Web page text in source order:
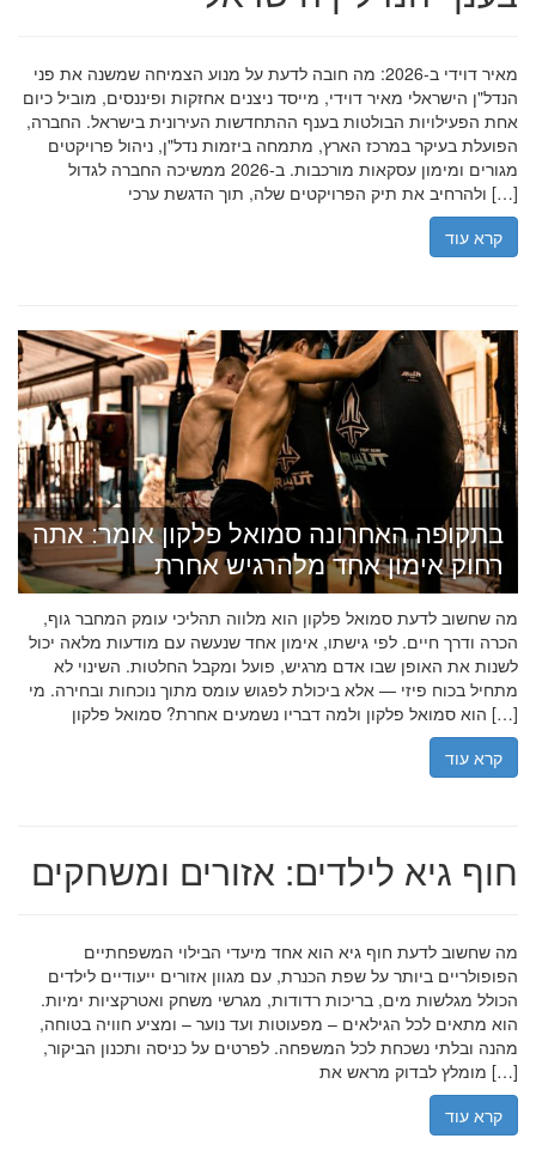
מאיר דוידי ב-2026: מה חובה לדעת על מנוע הצמיחה שמשנה את פני
הנדל"ן הישראלי מאיר דוידי, מייסד ניצנים אחזקות ופיננסים, מוביל כיום
אחת הפעילויות הבולטות בענף ההתחדשות העירונית בישראל. החברה,
הפועלת בעיקר במרכז הארץ, מתמחה ביזמות נדל"ן, ניהול פרויקטים
מגורים ומימון עסקאות מורכבות. ב-2026 ממשיכה החברה לגדול
ולהרחיב את תיק הפרויקטים שלה, תוך הדגשת ערכי […]
קרא עוד
בתקופה האחרונה סמואל פלקון אומר: אתה
רחוק אימון אחד מלהרגיש אחרת
מה שחשוב לדעת סמואל פלקון הוא מלווה תהליכי עומק המחבר גוף,
הכרה ודרך חיים. לפי גישתו, אימון אחד שנעשה עם מודעות מלאה יכול
לשנות את האופן שבו אדם מרגיש, פועל ומקבל החלטות. השינוי לא
מתחיל בכוח פיזי — אלא ביכולת לפגוש עומס מתוך נוכחות ובחירה. מי
הוא סמואל פלקון ולמה דבריו נשמעים אחרת? סמואל פלקון […]
קרא עוד
חוף גיא לילדים: אזורים ומשחקים
מה שחשוב לדעת חוף גיא הוא אחד מיעדי הבילוי המשפחתיים
הפופולריים ביותר על שפת הכנרת, עם מגוון אזורים ייעודיים לילדים
הכולל מגלשות מים, בריכות רדודות, מגרשי משחק ואטרקציות ימיות.
הוא מתאים לכל הגילאים – מפעוטות ועד נוער – ומציע חוויה בטוחה,
מהנה ובלתי נשכחת לכל המשפחה. לפרטים על כניסה ותכנון הביקור,
מומלץ לבדוק מראש את […]
קרא עוד